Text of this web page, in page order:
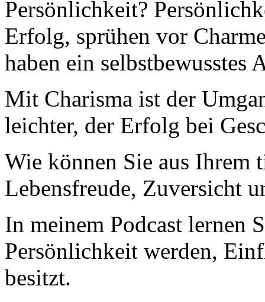
Persönlichkeit?
Erfolg, sprühen vor
haben ein selbstbewusstes
Mit Charisma ist der
leichter, der Erfolg bei
Wie können Sie aus Ihrem
Lebensfreude, Zuversicht
In meinem Podcast lernen
Persönlichkeit werden,
besitzt.